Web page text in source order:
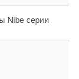
Nibe серии